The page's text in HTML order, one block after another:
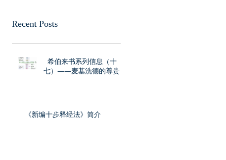
Recent Posts
希伯来书系列信息（十
七）——麦基洗德的尊贵
《新编十步释经法》简介